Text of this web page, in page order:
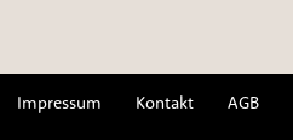
Impressum Kontakt AGB